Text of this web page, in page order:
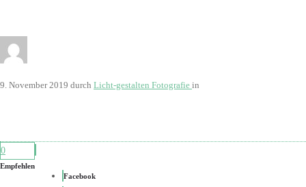
9. November 2019 durch Licht-gestalten Fotografie in
0
Empfehlen
Facebook